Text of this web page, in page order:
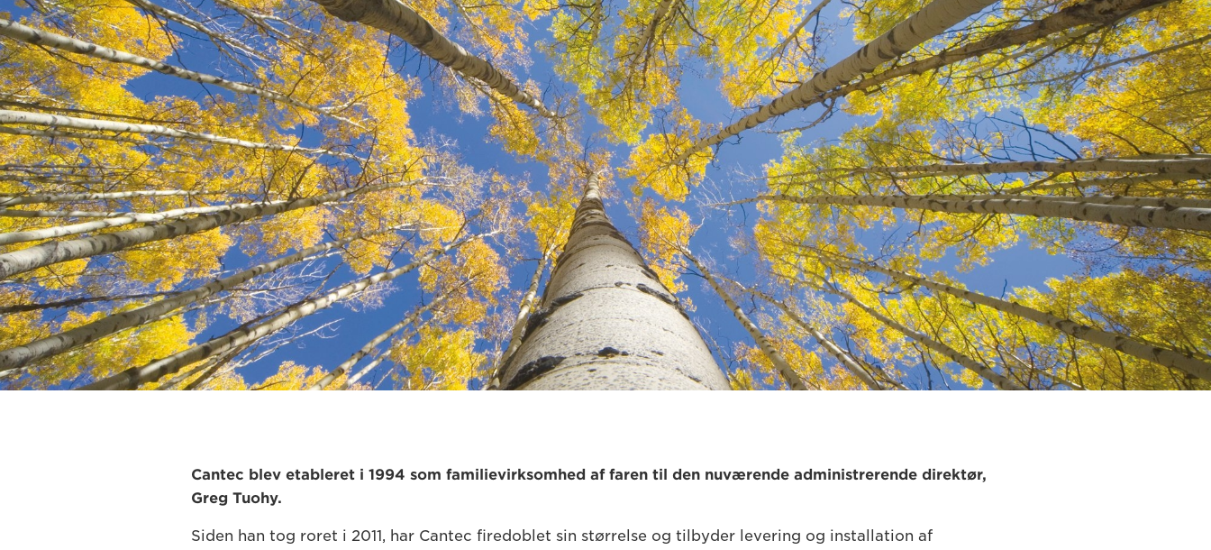
Cantec blev etableret i 1994 som familievirksomhed af faren til den nuværende administrerende direktør,
Greg Tuohy.
Siden han tog roret i 2011, har Cantec firedoblet sin størrelse og tilbyder levering og installation af